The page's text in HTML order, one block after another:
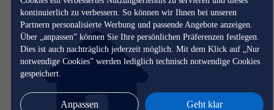
kontinuierlich zu verbessern. So können wir Ihnen bei unseren
Partnern personalisierte Werbung und passende Angebote anzeigen.
Über „anpassen” können Sie Ihre persönlichen Präferenzen festlegen.
Dies ist auch nachträglich jederzeit möglich. Mit dem Klick auf „Nur
notwendige Cookies” werden lediglich technisch notwendige Cookies
gespeichert.
Anpassen Geht klar